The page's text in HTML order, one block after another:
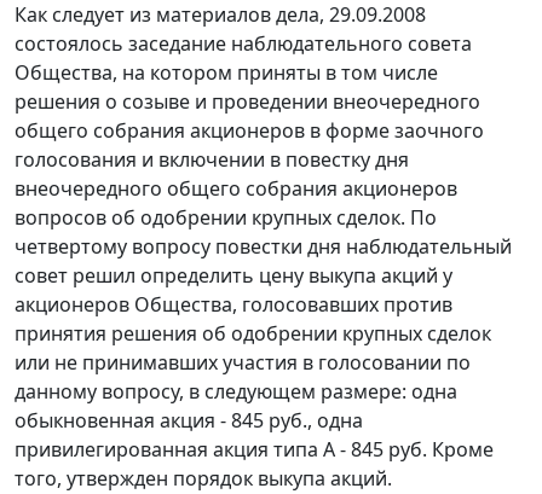
Как следует из материалов дела, 29.09.2008
состоялось заседание наблюдательного совета
Общества, на котором приняты в том числе
решения о созыве и проведении внеочередного
общего собрания акционеров в форме заочного
голосования и включении в повестку дня
внеочередного общего собрания акционеров
вопросов об одобрении крупных сделок. По
четвертому вопросу повестки дня наблюдательный
совет решил определить цену выкупа акций у
акционеров Общества, голосовавших против
принятия решения об одобрении крупных сделок
или не принимавших участия в голосовании по
данному вопросу, в следующем размере: одна
обыкновенная акция - 845 руб., одна
привилегированная акция типа А - 845 руб. Кроме
того, утвержден порядок выкупа акций.